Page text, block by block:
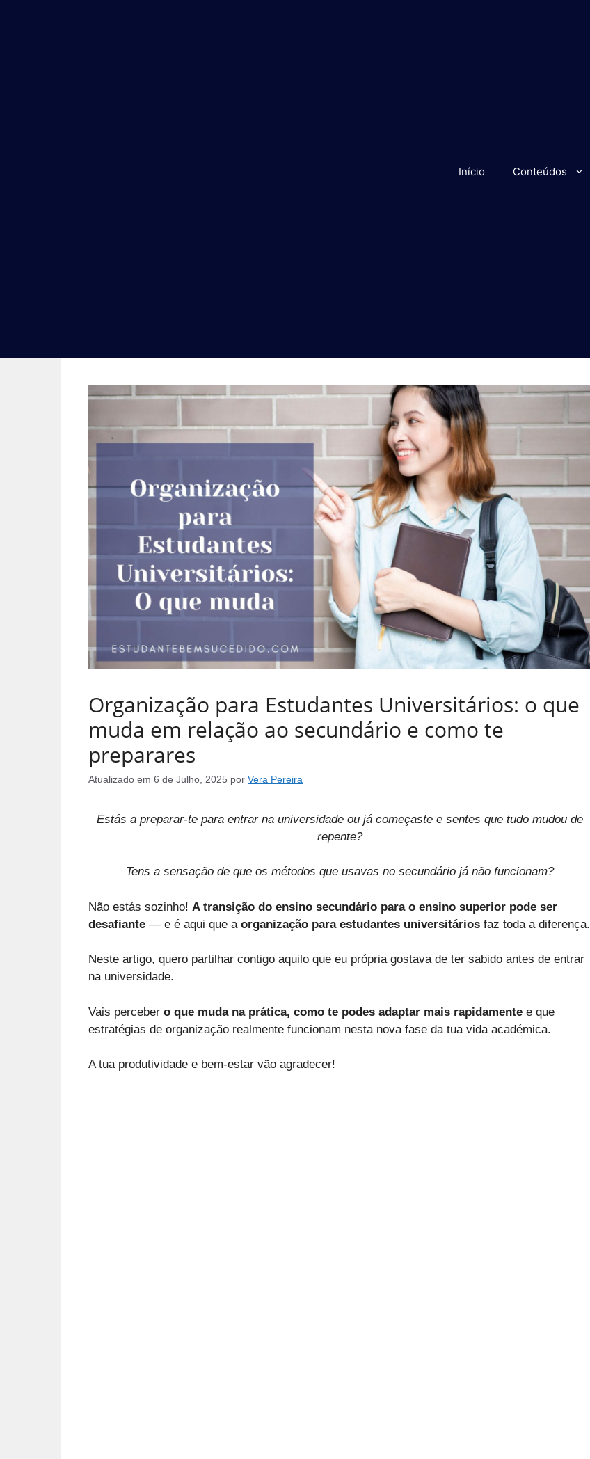
Início Conteúdos
Organização para Estudantes Universitários: o que
muda em relação ao secundário e como te
preparares
Atualizado em 6 de Julho, 2025 por Vera Pereira
Estás a preparar-te para entrar na universidade ou já começaste e sentes que tudo mudou de
repente?
Tens a sensação de que os métodos que usavas no secundário já não funcionam?
Não estás sozinho! A transição do ensino secundário para o ensino superior pode ser
desafiante — e é aqui que a organização para estudantes universitários faz toda a diferença.
Neste artigo, quero partilhar contigo aquilo que eu própria gostava de ter sabido antes de entrar
na universidade.
Vais perceber o que muda na prática, como te podes adaptar mais rapidamente e que
estratégias de organização realmente funcionam nesta nova fase da tua vida académica.
A tua produtividade e bem-estar vão agradecer!